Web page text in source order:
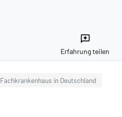
reviews
Erfahrung teilen
Fachkrankenhaus in Deutschland